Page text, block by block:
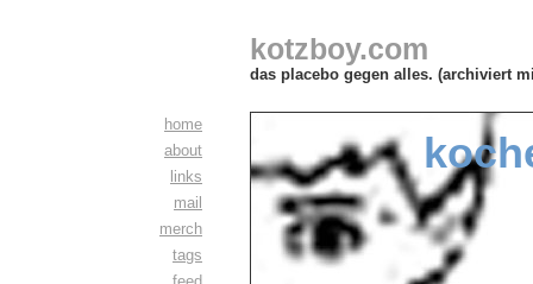
kotzboy.com
das placebo gegen alles. (archiviert
home
about
links
mail
merch
tags